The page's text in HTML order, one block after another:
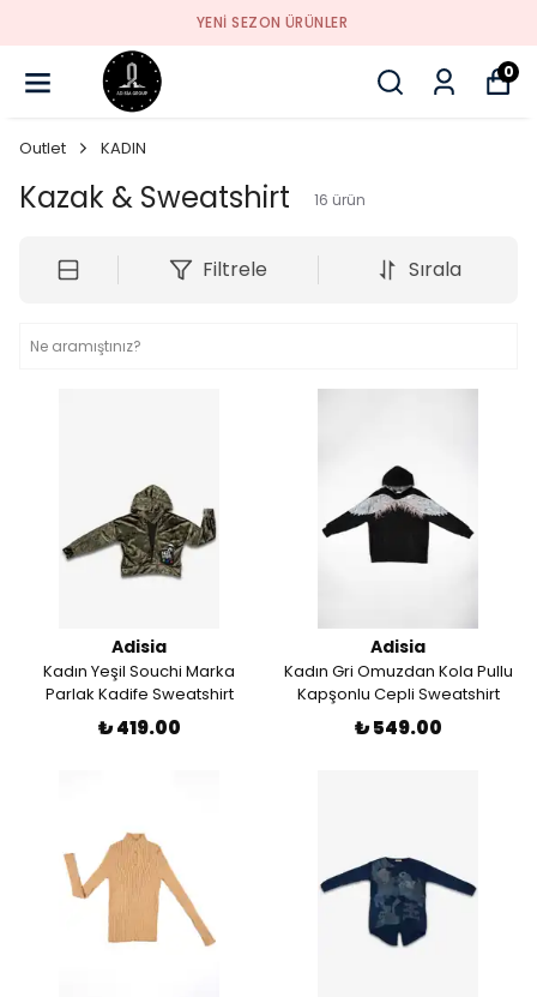
YENI SEZON ÜRÜNLER
0
Outlet KADIN
Kazak & Sweatshirt 16 ürün
Filtrele Sırala
Adisia
Kadın Yeşil Souchi Marka
Parlak Kadife Sweatshirt
₺ 419.00
Adisia
Kadın Gri Omuzdan Kola Pullu
Kapşonlu Cepli Sweatshirt
₺ 549.00